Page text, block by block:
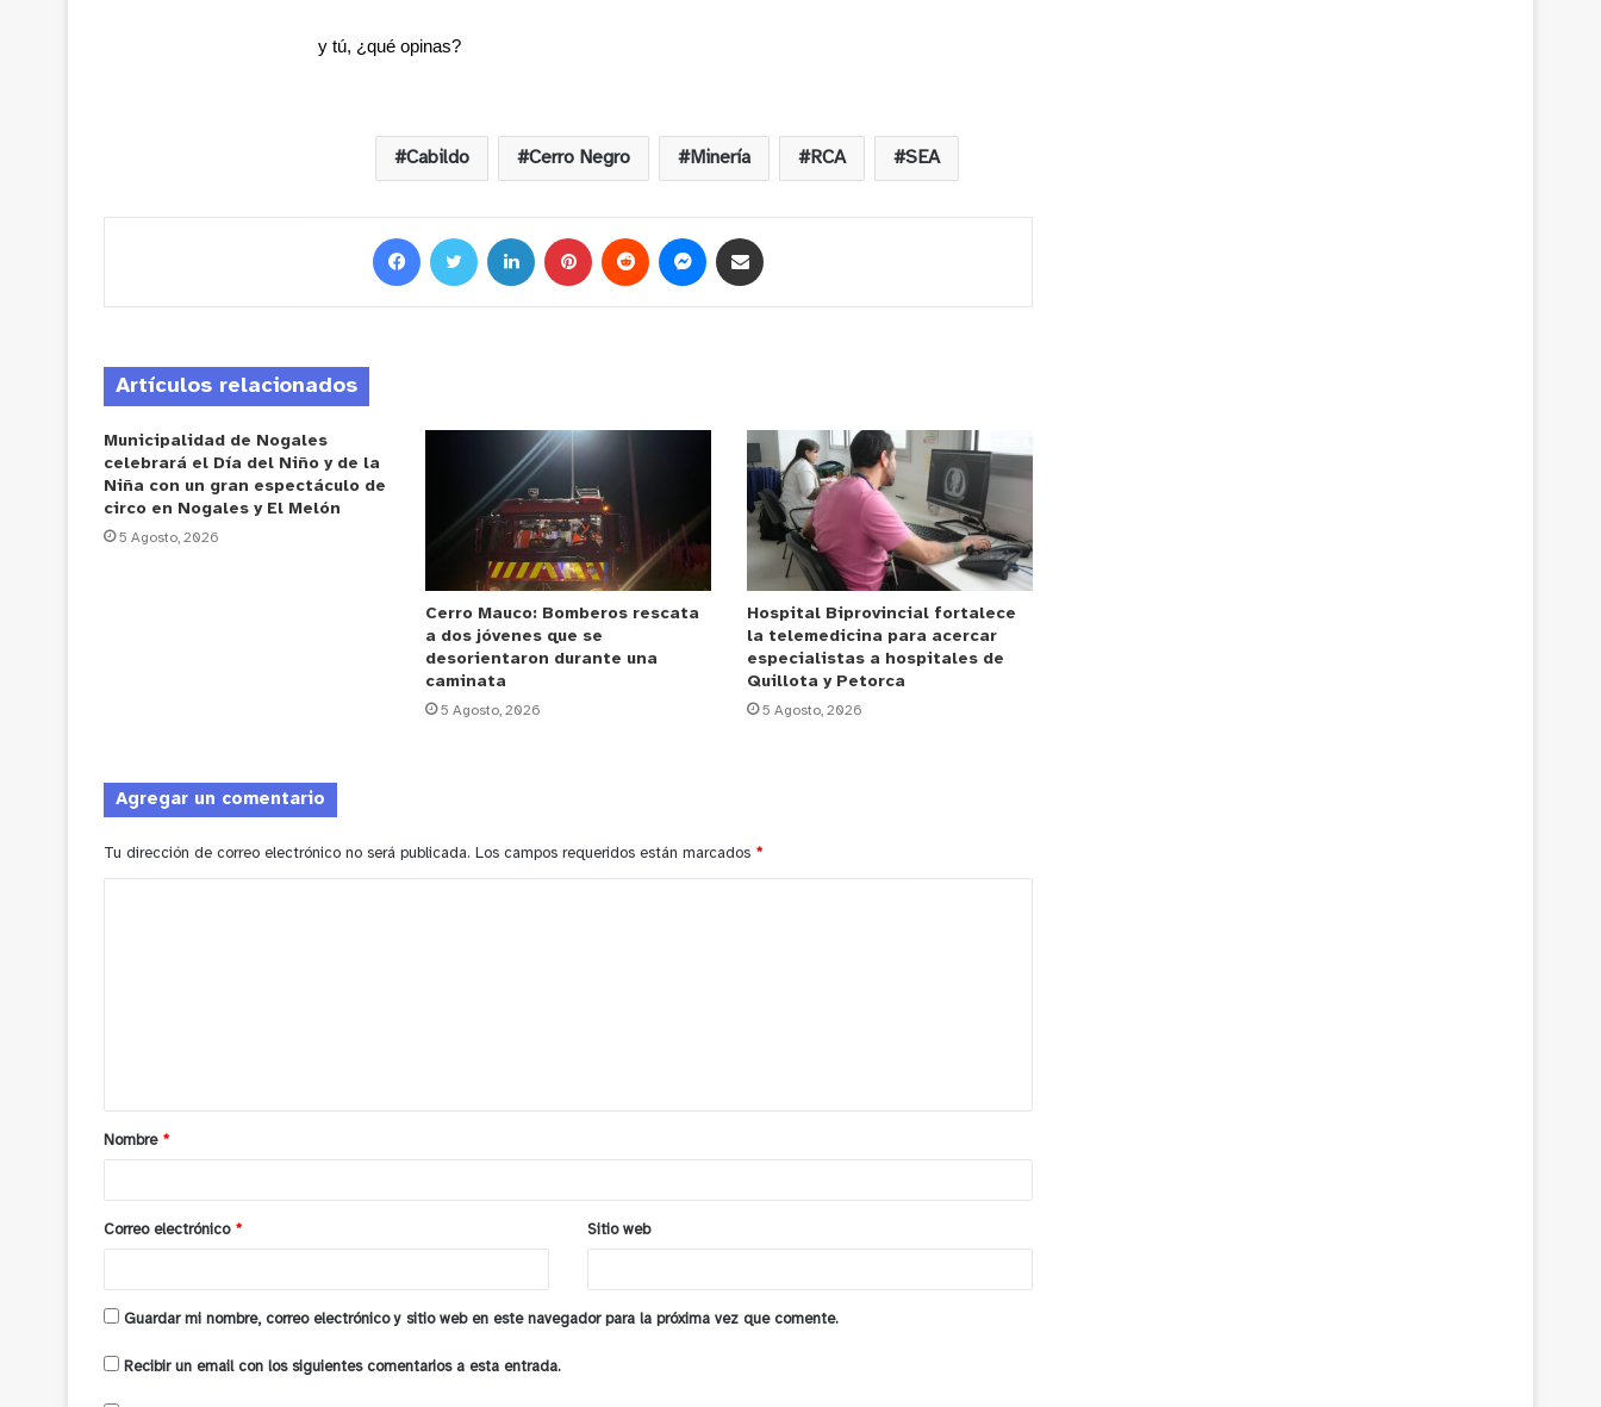
y tú, ¿qué opinas?
Cabildo Cerro Negro Minería RCA SEA
Artículos relacionados
Municipalidad de Nogales
celebrará el Día del Niño y de la
Niña con un gran espectáculo de
circo en Nogales y El Melón
5 Agosto, 2026
Cerro Mauco: Bomberos rescata
a dos jóvenes que se
desorientaron durante una
caminata
5 Agosto, 2026
Hospital Biprovincial fortalece
la telemedicina para acercar
especialistas a hospitales de
Quillota y Petorca
5 Agosto, 2026
Agregar un comentario
Tu dirección de correo electrónico no será publicada. Los campos requeridos están marcados *
a
r
*
Nombre *
Correo electrónico * Sitio web
Guardar mi nombre, correo electrónico y sitio web en este navegador para la próxima vez que comente.
Recibir un email con los siguientes comentarios a esta entrada.